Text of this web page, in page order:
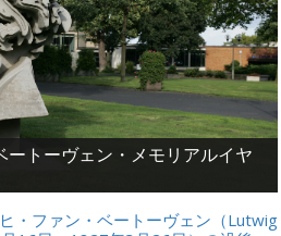
トーヴェン・メモリアルイヤ
・ファン・ベートーヴェン（Lutwig